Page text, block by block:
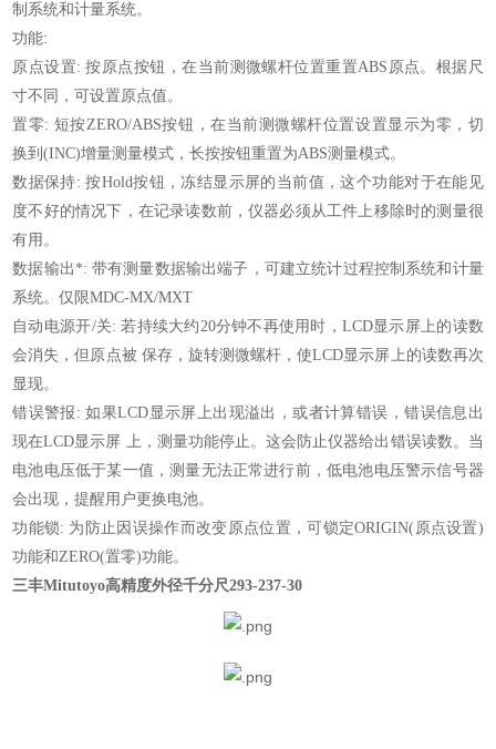
制系统和计量系统。
功能:
原点设置: 按原点按钮，在当前测微螺杆位置重置ABS原点。根据尺
寸不同，可设置原点值。
置零: 短按ZERO/ABS按钮，在当前测微螺杆位置设置显示为零，切
换到(INC)增量测量模式，长按按钮重置为ABS测量模式。
数据保持: 按Hold按钮，冻结显示屏的当前值，这个功能对于在能见
度不好的情况下，在记录读数前，仪器必须从工件上移除时的测量很
有用。
数据输出*: 带有测量数据输出端子，可建立统计过程控制系统和计量
系统。仅限MDC-MX/MXT
自动电源开/关: 若持续大约20分钟不再使用时，LCD显示屏上的读数
会消失，但原点被 保存，旋转测微螺杆，使LCD显示屏上的读数再次
显现。
错误警报: 如果LCD显示屏上出现溢出，或者计算错误，错误信息出
现在LCD显示屏 上，测量功能停止。这会防止仪器给出错误读数。当
电池电压低于某一值，测量无法正常进行前，低电池电压警示信号器
会出现，提醒用户更换电池。
功能锁: 为防止因误操作而改变原点位置，可锁定ORIGIN(原点设置)
功能和ZERO(置零)功能。
三丰Mitutoyo高精度外径千分尺293-237-30